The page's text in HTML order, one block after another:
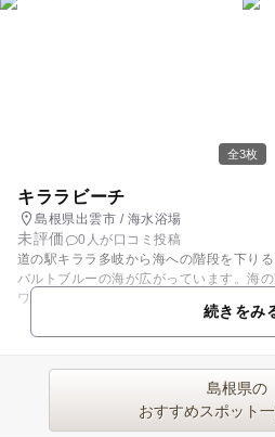
大人まで夢中になれる展示がいっぱい！
アスレチック「アクアスランド」もあり
き」が楽しめるお店もオープン予定！夏
でアクアスへ遊びに行こう♪
全3枚
キララビーチ
島根県出雲市 / 海水浴場
未評価
0人が口コミ投稿
道の駅キララ多岐から海への階段を下り
バルトブルーの海が広がっています。海
ワーなど設備も充実し、土日はライフセ
ど、お子さん連れの方も安心して楽しめる
ぷり遊んだ後は、日本の夕日100選にも
続きをみ
島根県の
おすすめスポット